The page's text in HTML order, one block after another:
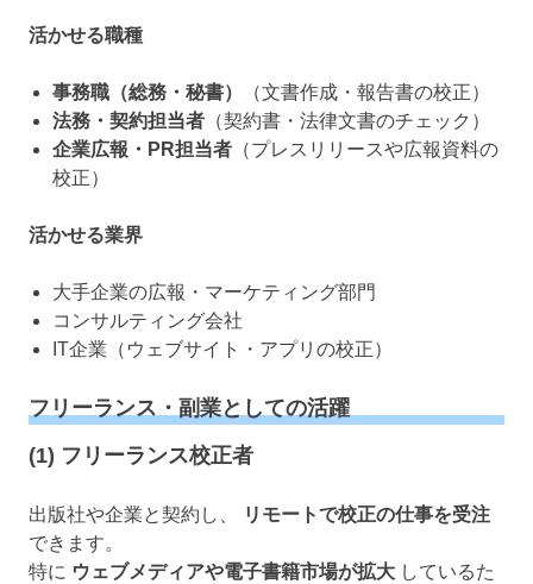
活かせる職種
事務職（総務・秘書）
（文書作成・報告書の校正）
法務・契約担当者 （契約書・法律文書のチェック）
企業広報・PR担当者 （プレスリリースや広報資料の
校正）
活かせる業界
大手企業の広報・マーケティング部門
コンサルティング会社
IT企業（ウェブサイト・アプリの校正）
フリーランス・副業としての活躍
(1) フリーランス校正者
出版社や企業と契約し、
リモートで校正の仕事を受注
できます。
特に ウェブメディアや電子書籍市場が拡大 しているた